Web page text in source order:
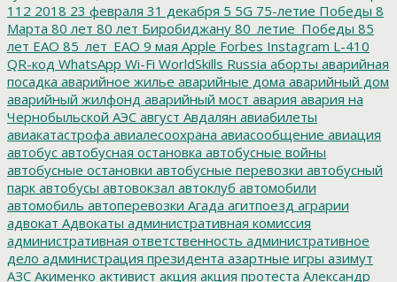
112 2018 23 февраля 31 декабря 5 5G 75-летие Победы 8
Марта 80 лет 80 лет Биробиджану 80_летие_Победы 85
лет ЕАО 85_лет_ЕАО 9 мая Apple Forbes Instagram L-410
QR-код WhatsApp Wi-Fi WorldSkills Russia аборты аварийная
посадка аварийное жилье аварийные дома аварийный дом
аварийный жилфонд аварийный мост авария авария на
Чернобыльской АЭС август Авдалян авиабилеты
авиакатастрофа авиалесоохрана авиасообщение авиация
автобус автобусная остановка автобусные войны
автобусные остановки автобусные перевозки автобусный
парк автобусы автовокзал автоклуб автомобили
автомобиль автоперевозки Агада агитпоезд аграрии
адвокат Адвокаты административная комиссия
административная ответственность административное
дело администрация президента азартные игры азимут
АЗС Акименко активист акция акция протеста Александр